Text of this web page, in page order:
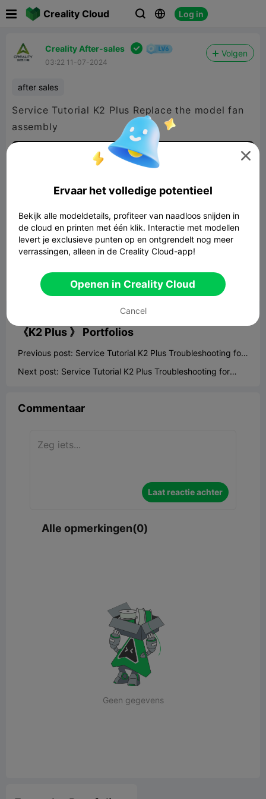
Creality Cloud   Log in
Creality After-sales 
03:22 11-07-2024
Volgen
after sales
Service Tutorial K2 Plus Replace the model fan
assembly

Rapporteren 2 
《K2 Plus 》 Portfolios
Previous post: Service Tutorial K2 Plus Troubleshooting for
Next post: Service Tutorial K2 Plus Troubleshooting for
Commentaar
Laat reactie achter
Alle opmerkingen(0)
Geen gegevens

Ervaar het volledige potentieel
Bekijk alle modeldetails, profiteer van naadloos snijden in
de cloud en printen met één klik. Interactie met modellen
levert je exclusieve punten op en ontgrendelt nog meer
verrassingen, alleen in de Creality Cloud-app!
Openen in Creality Cloud
Cancel